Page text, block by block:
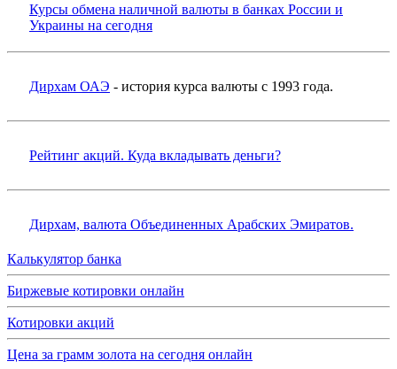
Курсы обмена наличной валюты в банках России и
Украины на сегодня
Дирхам ОАЭ - история курса валюты с 1993 года.
Рейтинг акций. Куда вкладывать деньги?
Дирхам, валюта Объединенных Арабских Эмиратов.
Калькулятор банка
Биржевые котировки онлайн
Котировки акций
Цена за грамм золота на сегодня онлайн